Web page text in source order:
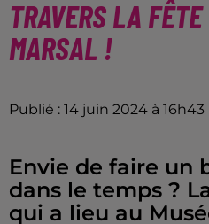
TRAVERS LA
MARSAL !
Publié : 14 juin 2024 à
Envie de faire un
dans le temps ?
qui a lieu au